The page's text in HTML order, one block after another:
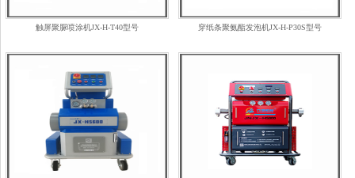
触屏聚脲喷涂机JX-H-T40型号 穿纸条聚氨酯发泡机JX-H-P30S型号